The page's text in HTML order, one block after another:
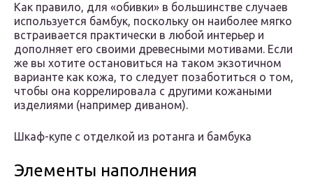
Как правило, для «обивки» в большинстве случаев
используется бамбук, поскольку он наиболее мягко
встраивается практически в любой интерьер и
дополняет его своими древесными мотивами. Если
же вы хотите остановиться на таком экзотичном
варианте как кожа, то следует позаботиться о том,
чтобы она коррелировала с другими кожаными
изделиями (например диваном).
Шкаф-купе с отделкой из ротанга и бамбука
Элементы наполнения